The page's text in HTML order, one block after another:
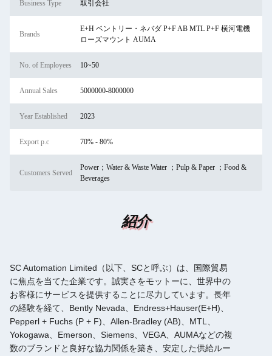
Business Type 取引会社
Brands
E+H ベントリー・ネバダ P+F AB MTL P+F 横河電機
ローズマウント AUMA
No. of Employees 10~50
Annual Sales 5000000-8000000
Year Established 2023
Export p.c 70% - 80%
Customers Served
Power；Water & Waste Water ；Pulp & Paper ；Food &
Beverages
紹介
SC Automation Limited（以下、SCと呼ぶ）は、国際貿易
に焦点を当てた企業です。誠実さをモットーに、世界中の
お客様にサービスを提供することに尽力しています。長年
の経験を経て、Bently Nevada、Endress+Hauser(E+H)、
Pepperl + Fuchs (P + F)、Allen-Bradley (AB)、MTL、
Yokogawa、Emerson、Siemens、VEGA、AUMAなどの複
数のブランドと良好な協力関係を築き、安定した供給ルー